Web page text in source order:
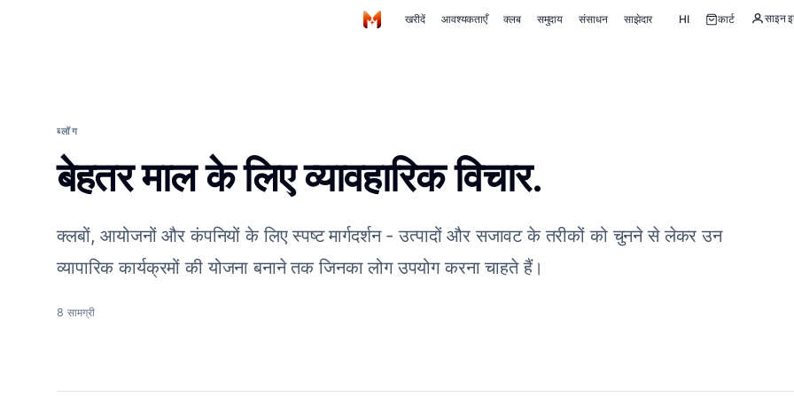
होम
खरीदें आवश्यकताएँ क्लब समुदाय संसाधन साझेदार HI कार्ट साइन
ब्लॉग
बेहतर माल के लिए व्यावहारिक विचार.
क्लबों, आयोजनों और कंपनियों के लिए स्पष्ट मार्गदर्शन - उत्पादों और सजावट के तरीकों को चुनने से लेकर उन
व्यापारिक कार्यक्रमों की योजना बनाने तक जिनका लोग उपयोग करना चाहते हैं।
8 सामग्री